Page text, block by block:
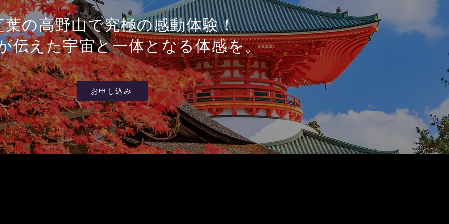
葉の高野山で究極の感動体験！
伝えた宇宙と一体となる体感を。
お申し込み